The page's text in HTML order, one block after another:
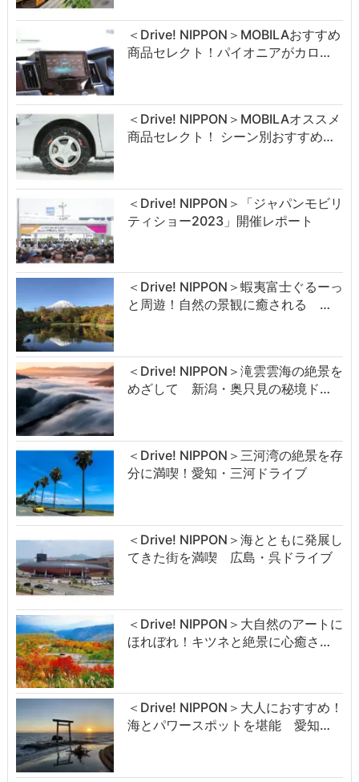
＜Drive! NIPPON＞MOBILAおすすめ
商品セレクト！パイオニアがカロ…
＜Drive! NIPPON＞MOBILAオススメ
商品セレクト！ シーン別おすすめ…
＜Drive! NIPPON＞「ジャパンモビリ
ティショー2023」開催レポート
＜Drive! NIPPON＞蝦夷富士ぐるーっ
と周遊！自然の景観に癒される …
＜Drive! NIPPON＞滝雲雲海の絶景を
めざして 新潟・奥只見の秘境ド…
＜Drive! NIPPON＞三河湾の絶景を存
分に満喫！愛知・三河ドライブ
＜Drive! NIPPON＞海とともに発展し
てきた街を満喫 広島・呉ドライブ
＜Drive! NIPPON＞大自然のアートに
ほれぼれ！キツネと絶景に心癒さ…
＜Drive! NIPPON＞大人におすすめ！
海とパワースポットを堪能 愛知…